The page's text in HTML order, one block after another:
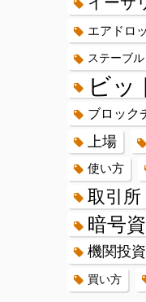
エアドロ
ステーブ
ビッ
ブロック
上場
使い方
取引所
暗号
機関投
買い方